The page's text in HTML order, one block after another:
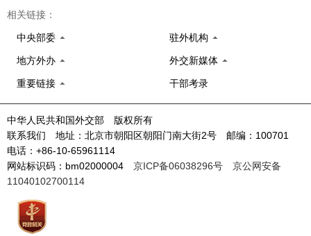
相关链接：
中央部委 驻外机构
地方外办 外交新媒体
重要链接 干部考录
中华人民共和国外交部 版权所有
联系我们 地址：北京市朝阳区朝阳门南大街2号 邮编：100701
电话：+86-10-65961114
网站标识码：bm02000004 京ICP备06038296号
京公网安备
11040102700114